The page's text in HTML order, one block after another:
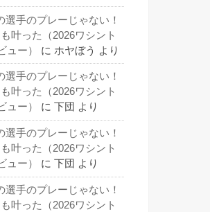
選手のプレーじゃない！
叶った（2026ワシント
ュー）
に ホヤぼう より
選手のプレーじゃない！
叶った（2026ワシント
ュー）
に 下団 より
選手のプレーじゃない！
叶った（2026ワシント
ュー）
に 下団 より
選手のプレーじゃない！
叶った（2026ワシント